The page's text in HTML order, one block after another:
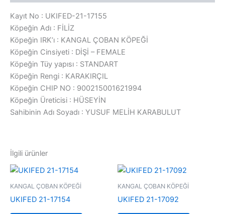
Kayıt No : UKIFED-21-17155
Köpeğin Adı : FİLİZ
Köpeğin IRK’ı : KANGAL ÇOBAN KÖPEĞİ
Köpeğin Cinsiyeti : DİŞİ – FEMALE
Köpeğin Tüy yapısı : STANDART
Köpeğin Rengi : KARAKIRÇIL
Köpeğin CHIP NO : 900215001621994
Köpeğin Üreticisi : HÜSEYİN
Sahibinin Adı Soyadı : YUSUF MELİH KARABULUT
İlgili ürünler
KANGAL ÇOBAN KÖPEĞİ
UKIFED 21-17154
KANGAL ÇOBAN KÖPEĞİ
UKIFED 21-17092